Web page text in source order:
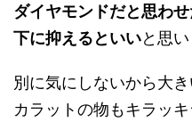
ダイヤモンドだと思わ
下に抑えるといいと思い
別に気にしないから大
カラットの物もキラッキ